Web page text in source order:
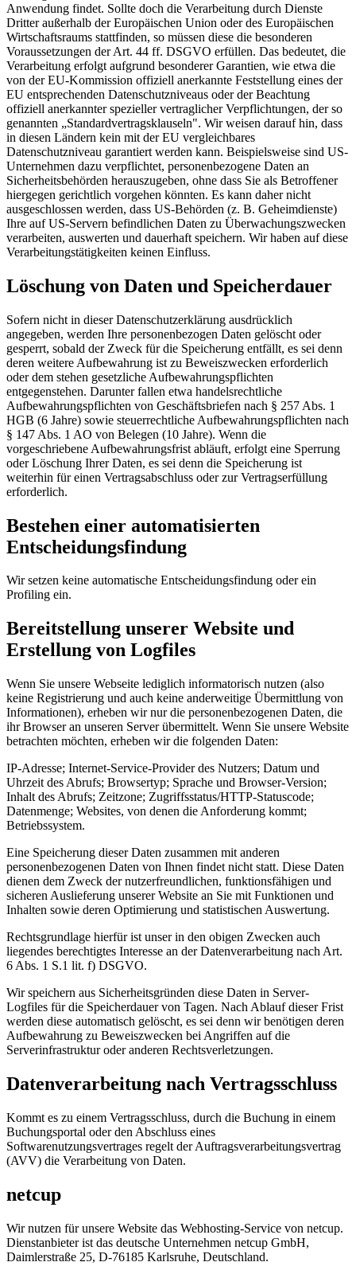
Anwendung findet. Sollte doch die Verarbeitung durch Dienste
Dritter außerhalb der Europäischen Union oder des Europäischen
Wirtschaftsraums stattfinden, so müssen diese die besonderen
Voraussetzungen der Art. 44 ff. DSGVO erfüllen. Das bedeutet, die
Verarbeitung erfolgt aufgrund besonderer Garantien, wie etwa die
von der EU-Kommission offiziell anerkannte Feststellung eines der
EU entsprechenden Datenschutzniveaus oder der Beachtung
offiziell anerkannter spezieller vertraglicher Verpflichtungen, der so
genannten „Standardvertragsklauseln". Wir weisen darauf hin, dass
in diesen Ländern kein mit der EU vergleichbares
Datenschutzniveau garantiert werden kann. Beispielsweise sind US-
Unternehmen dazu verpflichtet, personenbezogene Daten an
Sicherheitsbehörden herauszugeben, ohne dass Sie als Betroffener
hiergegen gerichtlich vorgehen könnten. Es kann daher nicht
ausgeschlossen werden, dass US-Behörden (z. B. Geheimdienste)
Ihre auf US-Servern befindlichen Daten zu Überwachungszwecken
verarbeiten, auswerten und dauerhaft speichern. Wir haben auf diese
Verarbeitungstätigkeiten keinen Einfluss.
Löschung von Daten und Speicherdauer
Sofern nicht in dieser Datenschutzerklärung ausdrücklich
angegeben, werden Ihre personenbezogen Daten gelöscht oder
gesperrt, sobald der Zweck für die Speicherung entfällt, es sei denn
deren weitere Aufbewahrung ist zu Beweiszwecken erforderlich
oder dem stehen gesetzliche Aufbewahrungspflichten
entgegenstehen. Darunter fallen etwa handelsrechtliche
Aufbewahrungspflichten von Geschäftsbriefen nach § 257 Abs. 1
HGB (6 Jahre) sowie steuerrechtliche Aufbewahrungspflichten nach
§ 147 Abs. 1 AO von Belegen (10 Jahre). Wenn die
vorgeschriebene Aufbewahrungsfrist abläuft, erfolgt eine Sperrung
oder Löschung Ihrer Daten, es sei denn die Speicherung ist
weiterhin für einen Vertragsabschluss oder zur Vertragserfüllung
erforderlich.
Bestehen einer automatisierten
Entscheidungsfindung
Wir setzen keine automatische Entscheidungsfindung oder ein
Profiling ein.
Bereitstellung unserer Website und
Erstellung von Logfiles
Wenn Sie unsere Webseite lediglich informatorisch nutzen (also
keine Registrierung und auch keine anderweitige Übermittlung von
Informationen), erheben wir nur die personenbezogenen Daten, die
ihr Browser an unseren Server übermittelt. Wenn Sie unsere Website
betrachten möchten, erheben wir die folgenden Daten:
IP-Adresse; Internet-Service-Provider des Nutzers; Datum und
Uhrzeit des Abrufs; Browsertyp; Sprache und Browser-Version;
Inhalt des Abrufs; Zeitzone; Zugriffsstatus/HTTP-Statuscode;
Datenmenge; Websites, von denen die Anforderung kommt;
Betriebssystem.
Eine Speicherung dieser Daten zusammen mit anderen
personenbezogenen Daten von Ihnen findet nicht statt. Diese Daten
dienen dem Zweck der nutzerfreundlichen, funktionsfähigen und
sicheren Auslieferung unserer Website an Sie mit Funktionen und
Inhalten sowie deren Optimierung und statistischen Auswertung.
Rechtsgrundlage hierfür ist unser in den obigen Zwecken auch
liegendes berechtigtes Interesse an der Datenverarbeitung nach Art.
6 Abs. 1 S.1 lit. f) DSGVO.
Wir speichern aus Sicherheitsgründen diese Daten in Server-
Logfiles für die Speicherdauer von Tagen. Nach Ablauf dieser Frist
werden diese automatisch gelöscht, es sei denn wir benötigen deren
Aufbewahrung zu Beweiszwecken bei Angriffen auf die
Serverinfrastruktur oder anderen Rechtsverletzungen.
Datenverarbeitung nach Vertragsschluss
Kommt es zu einem Vertragsschluss, durch die Buchung in einem
Buchungsportal oder den Abschluss eines
Softwarenutzungsvertrages regelt der Auftragsverarbeitungsvertrag
(AVV) die Verarbeitung von Daten.
netcup
Wir nutzen für unsere Website das Webhosting-Service von netcup.
Dienstanbieter ist das deutsche Unternehmen netcup GmbH,
Daimlerstraße 25, D-76185 Karlsruhe, Deutschland.